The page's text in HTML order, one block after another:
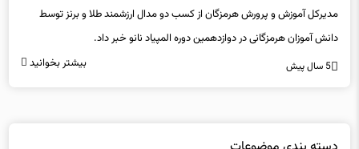
مدیرکل آموزش و پرورش هرمزگان از کسب دو مدال ارزشمند طلا و برنز توسط
دانش آموزان هرمزگانی در دوازدهمین دوره المپیاد نانو خبر داد.
5 سال پیش بیشتر بخوانید